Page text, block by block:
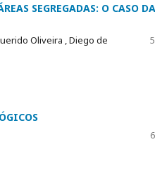
SEGREGADAS: O CASO DA
Oliveira , Diego de